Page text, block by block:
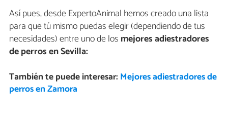
Así pues, desde ExpertoAnimal hemos creado una lista
para que tú mismo puedas elegir (dependiendo de tus
necesidades) entre uno de los mejores adiestradores
de perros en Sevilla:
También te puede interesar: Mejores adiestradores de
perros en Zamora